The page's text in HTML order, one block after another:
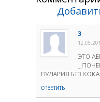
3
ЭТО
_
ПУЛАРИЯ БЕЗ
ОТВЕТИТЬ